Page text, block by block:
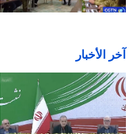
آخر الأخبار